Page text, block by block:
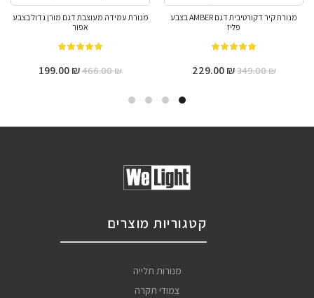
מנורת קיר דקורטיבית דגם AMBER בצבע
פליז
349.00₪
229.00₪
מנורת עמידה מעוצבת דגם מורן גדול בצבע
אפור
466.00₪
199.00₪
קטגוריות מוצרים
מנורות תלייה
צמודי תקרה